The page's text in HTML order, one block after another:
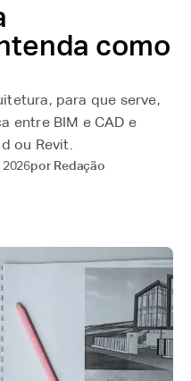
como
para que serve,
entre BIM e CAD e
ou Revit.
2026por Redação